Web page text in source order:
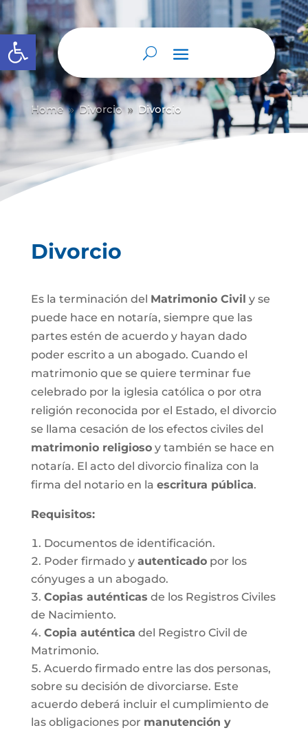
Abrir barra de herramientas
Home 9 Divorcio 9 Divorcio
Divorcio
Es la terminación del Matrimonio Civil y se
puede hace en notaría, siempre que las
partes estén de acuerdo y hayan dado
poder escrito a un abogado. Cuando el
matrimonio que se quiere terminar fue
celebrado por la iglesia católica o por otra
religión reconocida por el Estado, el divorcio
se llama cesación de los efectos civiles del
matrimonio religiosoy también se hace en
notaría. El acto del divorcio finaliza con la
firma del notario en la escritura pública.
Requisitos:
Documentos de identificación.
Poder firmado y autenticadopor los
cónyuges a un abogado.
Copias auténticas de los Registros Civiles
de Nacimiento.
Copia auténtica del Registro Civil de
Matrimonio.
Acuerdo firmado entre las dos personas,
sobre su decisión de divorciarse. Este
acuerdo deberá incluir el cumplimiento de
las obligaciones por manutención y